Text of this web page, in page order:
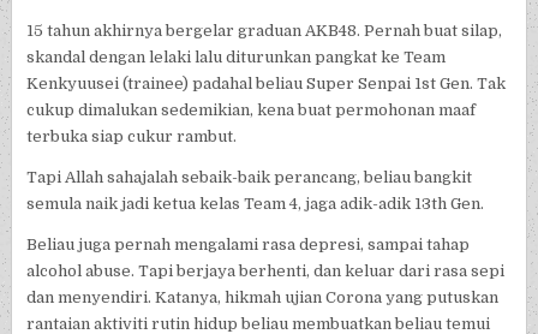
15 tahun akhirnya bergelar graduan AKB48. Pernah buat silap,
skandal dengan lelaki lalu diturunkan pangkat ke Team
Kenkyuusei (trainee) padahal beliau Super Senpai 1st Gen. Tak
cukup dimalukan sedemikian, kena buat permohonan maaf
terbuka siap cukur rambut.
Tapi Allah sahajalah sebaik-baik perancang, beliau bangkit
semula naik jadi ketua kelas Team 4, jaga adik-adik 13th Gen.
Beliau juga pernah mengalami rasa depresi, sampai tahap
alcohol abuse. Tapi berjaya berhenti, dan keluar dari rasa sepi
dan menyendiri. Katanya, hikmah ujian Corona yang putuskan
rantaian aktiviti rutin hidup beliau membuatkan beliau temui